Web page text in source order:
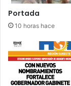
d
e
j
g
d
Portada
10 horas hace